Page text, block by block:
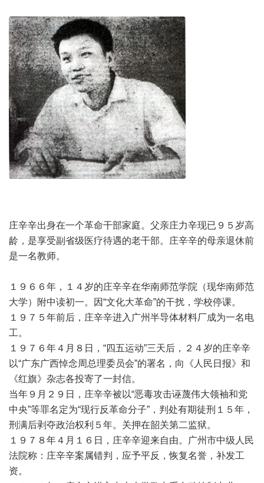
庄辛辛出身在一个革命干部家庭。父亲庄力辛现已９５岁高
龄，是享受副省级医疗待遇的老干部。庄辛辛的母亲退休前
是一名教师。
１９６６年，１４岁的庄辛辛在华南师范学院（现华南师范
大学）附中读初一。因“文化大革命”的干扰，学校停课。
１９７５年前后，庄辛辛进入广州半导体材料厂成为一名电
工。
１９７６年４月８日，“四五运动”三天后，２４岁的庄辛辛
以“广东广西悼念周总理委员会”的署名，向《人民日报》和
《红旗》杂志各投寄了一封信。
当年９月２９日，庄辛辛被以“恶毒攻击诬蔑伟大领袖和党
中央”等罪名定为“现行反革命分子”，判处有期徒刑１５年，
刑满后剥夺政治权利５年。关押在韶关第二监狱。
１９７８年４月１６日，庄辛辛迎来自由。广州市中级人民
法院称：庄辛辛案属错判，应予平反，恢复名誉，补发工
资。